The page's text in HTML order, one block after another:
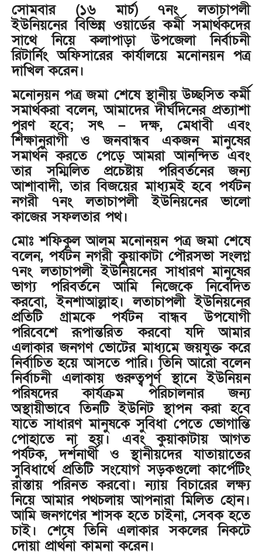
সোমবার (১৬ মার্চ) ৭নং লতাচাপলী
ইউনিয়নের বিভিন্ন ওয়ার্ডের কর্মী সমার্থকদের
সাথে নিয়ে কলাপাড়া উপজেলা নির্বাচনী
রিটার্নিং অফিসারের কার্যালয়ে মনোনয়ন পত্র
দাখিল করেন।
মনোনয়ন পত্র জমা শেষে স্থানীয় উচ্ছসিত কর্মী
সমার্থকরা বলেন, আমাদের দীর্ঘদিনের প্রত্যাশা
পূরণ হবে; সৎ – দক্ষ, মেধাবী এবং
শিক্ষানুরাগী ও জনবান্ধব একজন মানুষের
সমার্থন করতে পেড়ে আমরা আনন্দিত এবং
তার সম্মিলিত প্রচেষ্টায় পরিবর্তনের জন্য
আশাবাদী, তার বিজয়ের মাধ্যমই হবে পর্যটন
নগরী ৭নং লতাচাপলী ইউনিয়নের ভালো
কাজের সফলতার পথ।
মোঃ শফিকুল আলম মনোনয়ন পত্র জমা শেষে
বলেন, পর্যটন নগরী কুয়াকাটা পৌরসভা সংলগ্ন
৭নং লতাচাপলী ইউনিয়নের সাধারণ মানুষের
ভাগ্য পরিবর্তনে আমি নিজেকে নিবেদিত
করবো, ইনশাআল্লাহ। লতাচাপলী ইউনিয়নের
প্রতিটি গ্রামকে পর্যটন বান্ধব উপযোগী
পরিবেশে রূপান্তরিত করবো যদি আমার
এলাকার জনগণ ভোটের মাধ্যমে জয়যুক্ত করে
নির্বাচিত হয়ে আসতে পারি। তিনি আরো বলেন
নির্বাচনী এলাকায় গুরুত্বপূর্ণ স্থানে ইউনিয়ন
পরিষদের কার্যক্রম পরিচালনার জন্য
অস্থায়ীভাবে তিনটি ইউনিট স্থাপন করা হবে
যাতে সাধারণ মানুষকে সুবিধা পেতে ভোগান্তি
পোহাতে না হয়। এবং কুয়াকাটায় আগত
পর্যটক, দর্শনার্থী ও স্থানীয়দের যাতায়াতের
সুবিধার্থে প্রতিটি সংযোগ সড়কগুলো কার্পেটিং
রাস্তায় পরিনত করবো। ন্যায় বিচারের লক্ষ্য
নিয়ে আমার পথচলায় আপনারা মিলিত হোন।
আমি জনগণের শাসক হতে চাইনা, সেবক হতে
চাই। শেষে তিনি এলাকার সকলের নিকটে
দোয়া প্রার্থনা কামনা করেন।